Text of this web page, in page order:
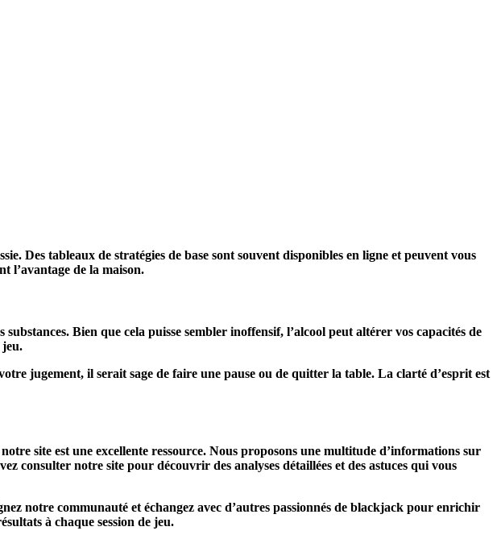
Des tableaux de stratégies de base sont souvent disponibles en ligne et peuvent vous
l’avantage de la maison.
Bien que cela puisse sembler inoffensif, l’alcool peut altérer vos capacités de
jeu.
jugement, il serait sage de faire une pause ou de quitter la table. La clarté d’esprit est
site est une excellente ressource. Nous proposons une multitude d’informations sur
consulter notre site pour découvrir des analyses détaillées et des astuces qui vous
notre communauté et échangez avec d’autres passionnés de blackjack pour enrichir
à chaque session de jeu.